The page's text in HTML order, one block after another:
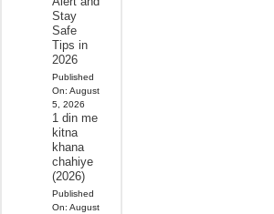
Stay
Safe
Tips in
2026
Published
On: August
5, 2026
1 din me
kitna
khana
chahiye
(2026)
Published
On: August